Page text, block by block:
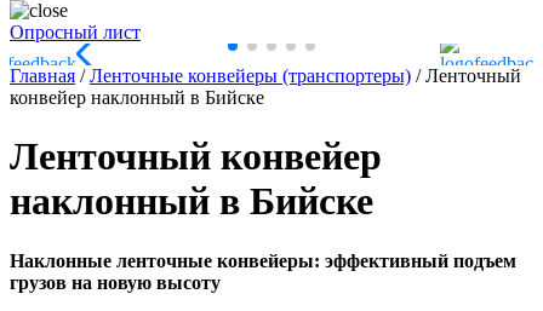
Опросный лист
Главная /Ленточные конвейеры (транспортеры) /Ленточный
конвейер наклонный в Бийске
Ленточный конвейер
наклонный в Бийске
Наклонные ленточные конвейеры: эффективный подъем
грузов на новую высоту